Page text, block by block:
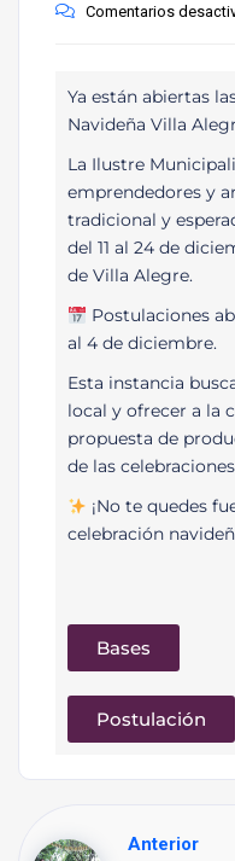
Comentarios
Ya están abiertas
Navideña Villa
La Ilustre
emprendedores y
tradicional y
del 11 al 24 de
de Villa Alegre.
Postulaciones
al 4 de diciembre.
Esta instancia
local y ofrecer a la
propuesta de
de las
¡No te quedes
celebración
Bases
Postulación
Anterior